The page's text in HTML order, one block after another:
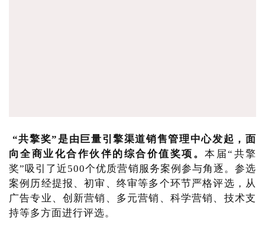
“共擎奖”是由巨量引擎渠道销售管理中心发起，面
向全商业化合作伙伴的综合价值奖项。本届“共擎
奖”吸引了近500个优质营销服务案例参与角逐。参选
案例历经提报、初审、终审等多个环节严格评选，从
广告专业、创新营销、多元营销、科学营销、技术支
持等多方面进行评选。